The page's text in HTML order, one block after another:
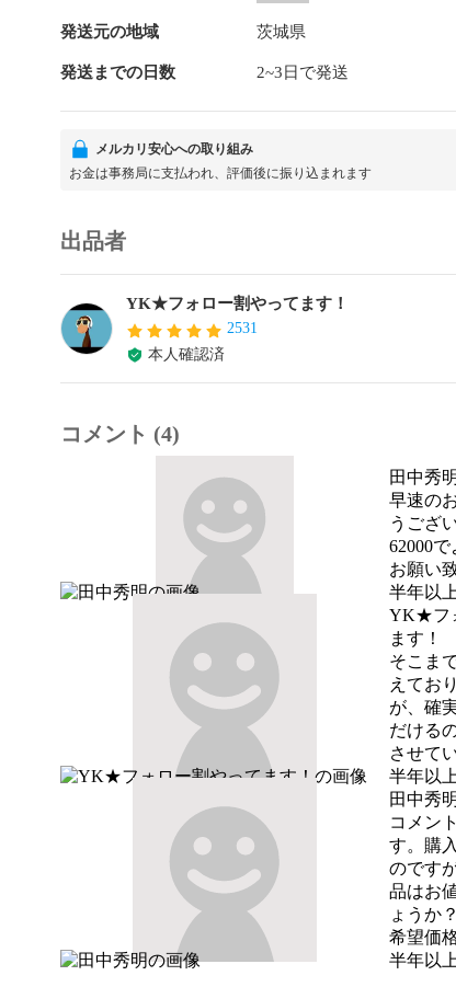
発送元の地域 茨城県
発送までの日数 2~3日で発送
メルカリ安心への取り組み
お金は事務局に支払われ、評価後に振り込まれます
出品者
YK★フォロー割やってます！
2531
本人確認済
コメント (4)
田中秀明
早速の
うござ
62000
お願い
半年以
報告す
YK★フ
ます！
そこま
えてお
が、確
だける
させて
半年以
報告す
田中秀明
コメン
す。購
のです
品はお
ょうか
希望価
半年以
報告す